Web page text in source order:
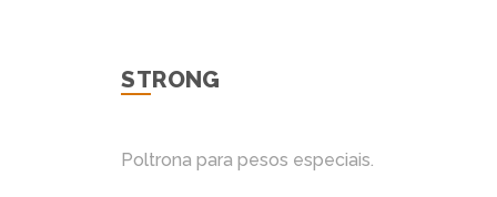
STRONG
Poltrona para pesos especiais.